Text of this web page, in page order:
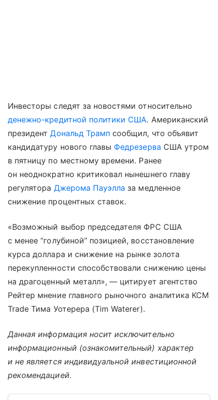
Инвесторы следят за новостями относительно
денежно-кредитной политики США. Американский
президентДональд Трамп сообщил, что объявит
кандидатуру нового главы Федрезерва США утром
в пятницу по местному времени. Ранее
он неоднократно критиковал нынешнего главу
регулятора Джерома Пауэлла за медленное
снижение процентных ставок.
«Возможный выбор председателя ФРС США
с менее “голубиной” позицией, восстановление
курса доллара и снижение на рынке золота
перекупленности способствовали снижению цены
на драгоценный металл», — цитирует агентство
Рейтер мнение главного рыночного аналитика KCM
Trade Тима Уотерера (Tim Waterer).
Данная информация носит исключительно
информационный (ознакомительный) характер
и не является индивидуальной инвестиционной
рекомендацией.